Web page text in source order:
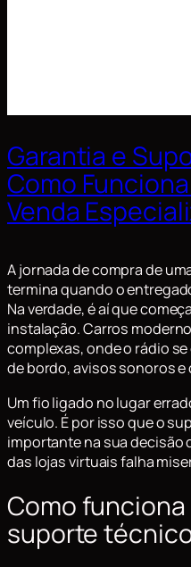
Garantia e
Como
Venda
A jornada de compra de
termina quando o
Na verdade, é aí que
instalação. Carros
complexas, onde o rádio
de bordo, avisos sonoros
Um fio ligado no lugar
veículo. É por isso que o
importante na sua decisão
das lojas virtuais falha
Como
suporte